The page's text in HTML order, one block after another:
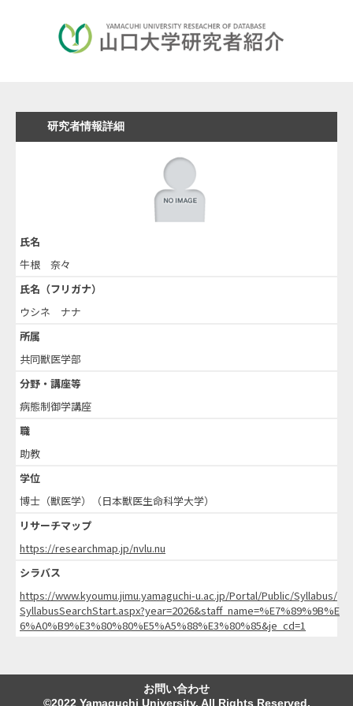
研究者情報詳細
氏名
牛根 奈々
氏名（フリガナ）
ウシネ ナナ
所属
共同獣医学部
分野・講座等
病態制御学講座
職
助教
学位
博士（獣医学）（日本獣医生命科学大学）
リサーチマップ
https://researchmap.jp/nvlu.nu
シラバス
https://www.kyoumu.jimu.yamaguchi-u.ac.jp/Portal/Public/Syllabus/
SyllabusSearchStart.aspx?year=2026&staff_name=%E7%89%9B%E
6%A0%B9%E3%80%80%E5%A5%88%E3%80%85&je_cd=1
お問い合わせ
©2022 Yamaguchi University. All Rights Reserved.